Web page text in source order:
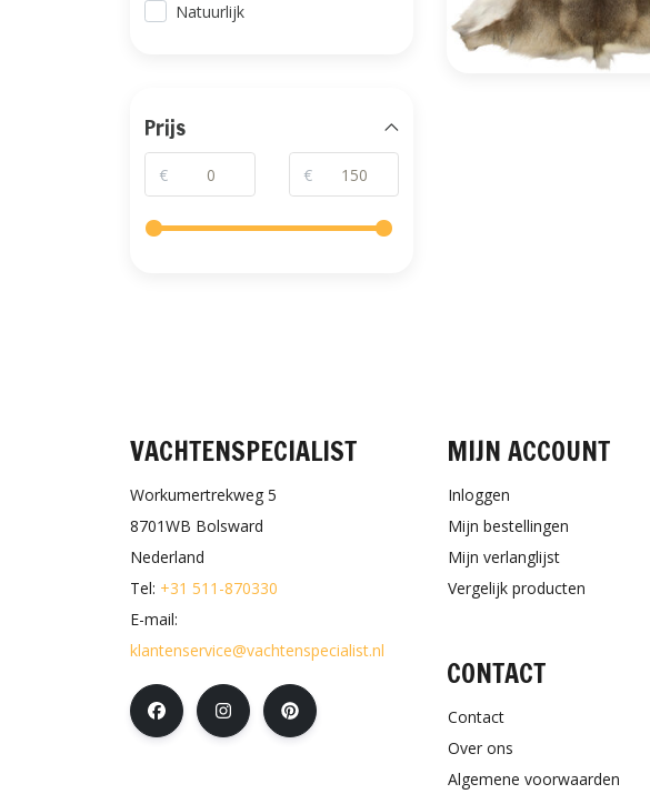
Natuurlijk
Prijs
€ €
VACHTENSPECIALIST
Workumertrekweg 5
8701WB Bolsward
Nederland
Tel: +31 511-870330
E-mail:
klantenservice@vachtenspecialist.nl
MIJN ACCOUNT
Inloggen
Mijn bestellingen
Mijn verlanglijst
Vergelijk producten
CONTACT
Contact
Over ons
Algemene voorwaarden